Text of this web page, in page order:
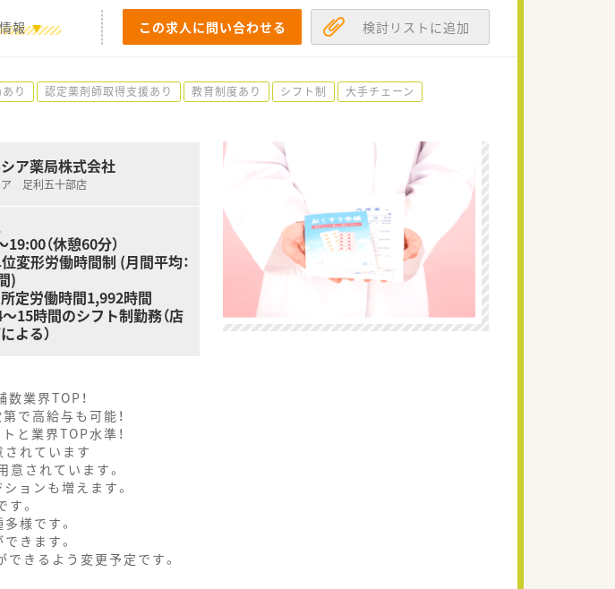
報 この求人に問い合わせる 検討リストに追加
り 認定薬剤師取得支援あり 教育制度あり シフト制
大手チェーン
ア薬局株式会社
ア 足利五十部店
（休憩60分）
変形労働時間制 (月間平均：
)
定労働時間1,992時間
15時間のシフト制勤務（店
よる）
業界TOP！
で高給与も可能！
と業界TOP水準！
れています
されています。
ョンも増えます。
。
様です。
きます。
きるよう変更予定です。